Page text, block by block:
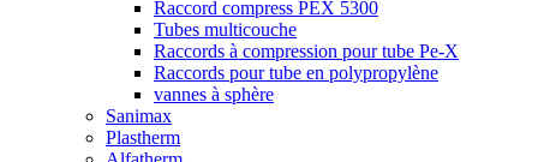
Raccord compress PEX 5300
Tubes multicouche
Raccords à compression pour tube Pe-X
Raccords pour tube en polypropylène
vannes à sphère
Sanimax
Plastherm